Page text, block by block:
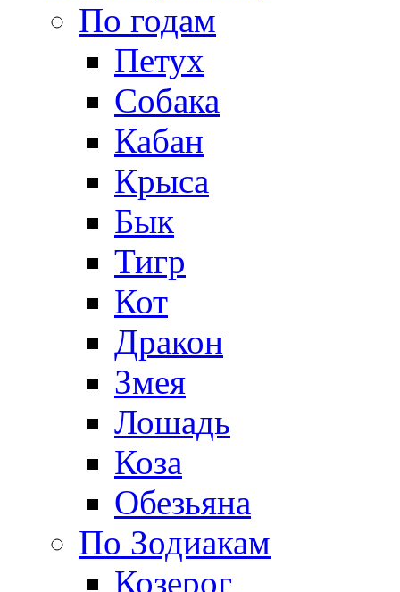
По годам
Петух
Собака
Кабан
Крыса
Бык
Тигр
Кот
Дракон
Змея
Лошадь
Коза
Обезьяна
По Зодиакам
Козерог